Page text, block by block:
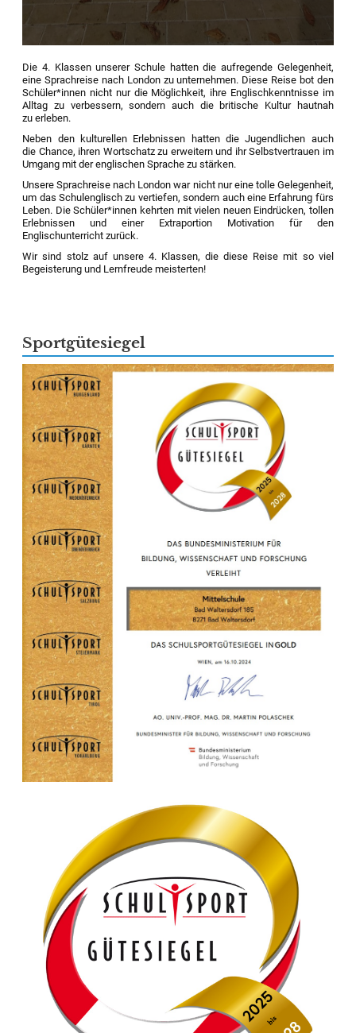
Die 4. Klassen unserer Schule hatten die aufregende Gelegenheit,
eine Sprachreise nach London zu unternehmen. Diese Reise bot den
Schüler*innen nicht nur die Möglichkeit, ihre Englischkenntnisse im
Alltag zu verbessern, sondern auch die britische Kultur hautnah
zu erleben.
Neben den kulturellen Erlebnissen hatten die Jugendlichen auch
die Chance, ihren Wortschatz zu erweitern und ihr Selbstvertrauen im
Umgang mit der englischen Sprache zu stärken.
Unsere Sprachreise nach London war nicht nur eine tolle Gelegenheit,
um das Schulenglisch zu vertiefen, sondern auch eine Erfahrung fürs
Leben. Die Schüler*innen kehrten mit vielen neuen Eindrücken, tollen
Erlebnissen und einer Extraportion Motivation für den
Englischunterricht zurück.
Wir sind stolz auf unsere 4. Klassen, die diese Reise mit so viel
Begeisterung und Lernfreude meisterten!
Sportgütesiegel